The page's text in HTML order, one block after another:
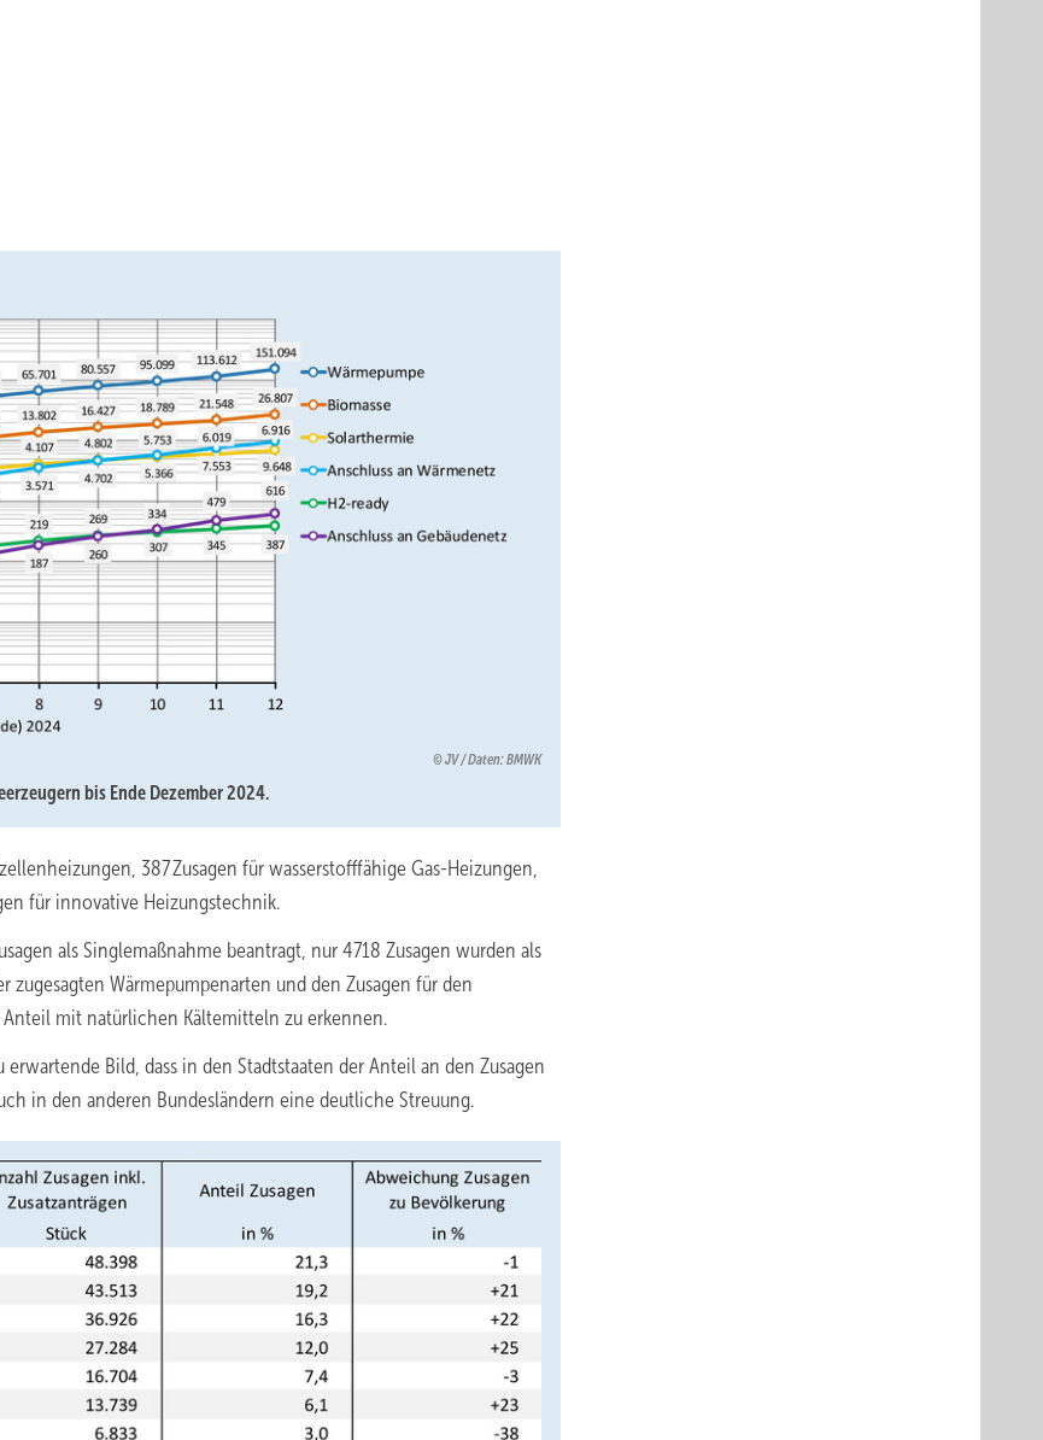
JV / Daten: BMWK
bis Ende Dezember 2024.
387 Zusagen für wasserstofffähige Gas-Heizungen,
für innovative Heizungstechnik.
als Singlemaßnahme beantragt, nur 4718 Zusagen wurden als
zugesagten Wärmepumpenarten und den Zusagen für den
mit natürlichen Kältemitteln zu erkennen.
Bild, dass in den Stadtstaaten der Anteil an den Zusagen
in den anderen Bundesländern eine deutliche Streuung.